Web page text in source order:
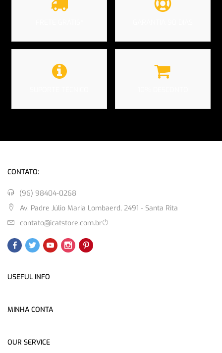
CONTATO:
(96) 98404-0268
Av. Padre Júlio Maria Lombaerd, 2491 - Santa Rita
contato@icatstore.com.br
USEFUL INFO
MINHA CONTA
OUR SERVICE